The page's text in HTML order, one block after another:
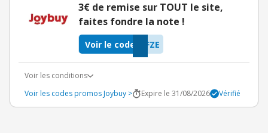
3€ de remise sur TOUT le site,
faites fondre la note !
FZE
Voir le code
Voir les conditions
Voir les codes promos Joybuy >
Expire le 31/08/2026 Vérifié